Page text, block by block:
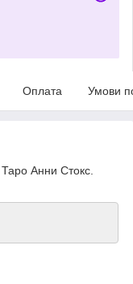
Оплата Умови
Анни Стокс.